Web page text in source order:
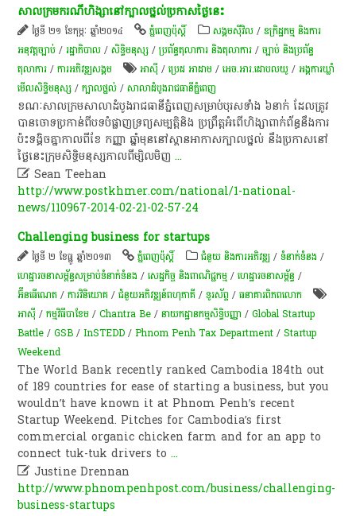
សាលក្រម​ករណី​ហិង្សា​នៅ​ក្បាលថ្នល់​ប្រកាស​ថ្ងៃនេះ​
ថ្ងៃទី ២១ ខែកុម្ភៈ ឆ្នាំ២០១៤ ភ្នំពេញប៉ុស្តិ៍ សង្គមស៊ីវិល /ឧក្រិដ្ឋកម្ម និងការ
អនុវត្តច្បាប់ /រដ្ឋាភិបាល /សិទ្ធិមនុស្ស /ប្រព័ន្ធតុលាការ និងតុលាការ /ច្បាប់ និងប្រព័ន្ធ
តុលាការ /ការ​អភិវឌ្ឍ​សង្គម អាស៊ី /ប្រេដ អាដាម /អេច.អារ.ដោបលយូ /អង្គការឃ្លាំ
មើលសិទ្ធិមនុស្ស /ក្បាលថ្នល់ /សាលាដំបូងរាជធានីភ្នំពេញ
ខណៈ​សាលក្រម​សាលាដំបូង​រាជធានី​ភ្នំពេញ​សម្រាប់​បុរស​ទាំង​ ៦​នាក់​ ដែល​ត្រូវ​
បាន​ចោទប្រកាន់​ពី​បទ​បំផ្លាញ​ទ្រព្យសម្បត្តិ​និង​ ប្រព្រឹត្ត​អំពើ​ហិង្សា​ពាក់ព័ន្ធ​នឹង​ការ​
ប៉ះទង្គិច​គ្នា​កាលពី​ខែ​ កញ្ញា​ ឆ្នាំ​មុន​នៅ​ស្ពាន​អាកាស​ក្បាលថ្នល់​ នឹង​ប្រកាស​នៅ​
ថ្ងៃនេះ​ក្រុម​សិទ្ធិ​មនុស្ស​កាលពី​ម្សិលមិញ...
 Sean Teehan
http://www.postkhmer.com/national/1-national-
news/110967-2014-02-21-02-57-24
Challenging business for startups
ថ្ងៃទី ២ ខែធ្នូ ឆ្នាំ២០១៣ ភ្នំពេញប៉ុស្តិ៍ ជំនួយ និងការអភិវឌ្ឍ /ទំនាក់ទំនង /
ហេដ្ឋារចនាសម្ព័ន្ធសម្រាប់ទំនាក់ទំនង /សេដ្ឋកិច្ច និងពាណិជ្ជកម្ម /ហេដ្ឋារចនាសម្ព័ន្ធ /
អ៊ីនធើណេត /ការវិនិយោគ /ជំនួយអភិវឌ្ឍន៍ពហុភាគី /ទូរស័ព្ទ /ធនាគារពិភពលោក
អាស៊ី /កម្មវិធី​បា​ខែ​ម​ /Chantra Be /នាយកដ្ឋាន​កម្មសិទ្ធិ​បញ្ញា /Global Startup
Battle /GSB /InSTEDD /Phnom Penh Tax Department /Startup
Weekend
The World Bank recently ranked Cambodia 184th out
of 189 countries for ease of starting a business, but you
wouldn’t have known it at Phnom Penh’s recent
Startup Weekend. Pitches for Cambodia’s first
commercial organic chicken farm and for an app to
connect tuk-tuk drivers to...
 Justine Drennan
http://www.phnompenhpost.com/business/challenging-
business-startups